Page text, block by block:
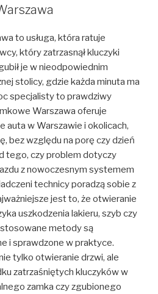
to usługa, która ratuje
który zatrzasnął kluczyki
je w nieodpowiednim
stolicy, gdzie każda minuta ma
specjalisty to prawdziwy
Warszawa oferuje
auta w Warszawie i okolicach,
bez względu na porę czy dzień
tego, czy problem dotyczy
z nowoczesnym systemem
technicy poradzą sobie z
jest to, że otwieranie
uszkodzenia lakieru, szyb czy
metody są
i sprawdzone w praktyce.
tylko otwieranie drzwi, ale
zatrzaśniętych kluczyków w
zamka czy zgubionego